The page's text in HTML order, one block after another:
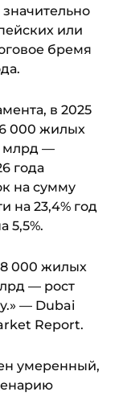
значительно
или
бремя
в 2025
000 жилых
млрд —
года
на сумму
на 23,4% год
5,5%.
000 жилых
— рост
— Dubai
Report.
умеренный,